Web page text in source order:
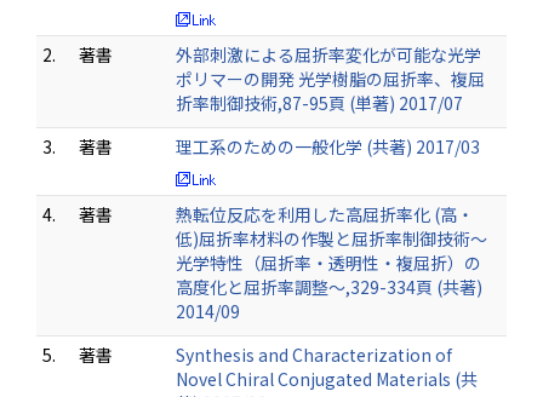
2. 著書
外部刺激による屈折率変化が可能な光学
ポリマーの開発 光学樹脂の屈折率、複屈
折率制御技術,87-95頁 (単著) 2017/07
3.
著書 理工系のための一般化学 (共著) 2017/03
4. 著書
熱転位反応を利用した高屈折率化 (高・
低)屈折率材料の作製と屈折率制御技術～
光学特性（屈折率・透明性・複屈折）の
高度化と屈折率調整～,329-334頁 (共著)
2014/09
5.
著書
Synthesis and Characterization of
Novel Chiral Conjugated Materials (共